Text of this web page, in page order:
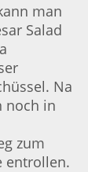
man
Salad
Na
noch in
zum
entrollen.